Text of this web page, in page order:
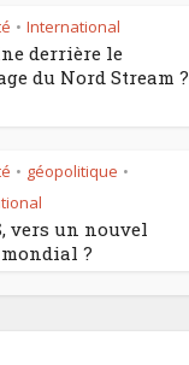
• International
derrière le
du Nord Stream ?
• géopolitique •
vers un nouvel
?